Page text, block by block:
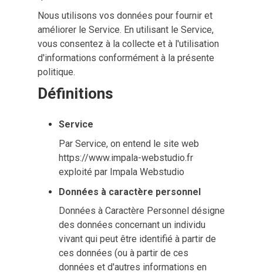
Nous utilisons vos données pour fournir et
améliorer le Service. En utilisant le Service,
vous consentez à la collecte et à l'utilisation
d'informations conformément à la présente
politique.
Définitions
Service
Par Service, on entend le site web
https://www.impala-webstudio.fr
exploité par Impala Webstudio
Données à caractère personnel
Données à Caractère Personnel désigne
des données concernant un individu
vivant qui peut être identifié à partir de
ces données (ou à partir de ces
données et d'autres informations en